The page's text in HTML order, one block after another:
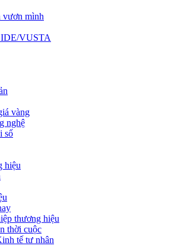
vươn mình
VUSTA
vàng
nghệ
số
hiệu
thương hiệu
thời cuộc
tế tư nhân